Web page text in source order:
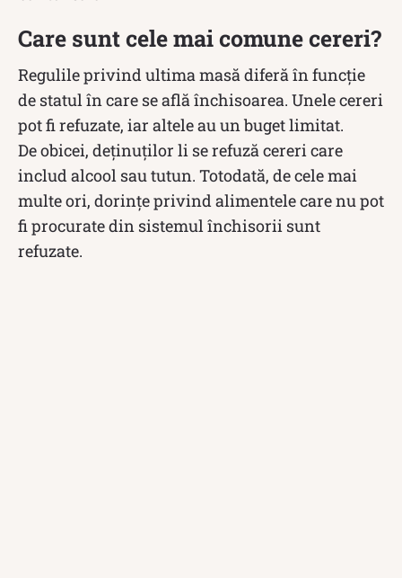
Care sunt cele mai comune cereri?
Regulile privind ultima masă diferă în funcție
de statul în care se află închisoarea. Unele cereri
pot fi refuzate, iar altele au un buget limitat.
De obicei, deținuților li se refuză cereri care
includ alcool sau tutun. Totodată, de cele mai
multe ori, dorințe privind alimentele care nu pot
fi procurate din sistemul închisorii sunt
refuzate.